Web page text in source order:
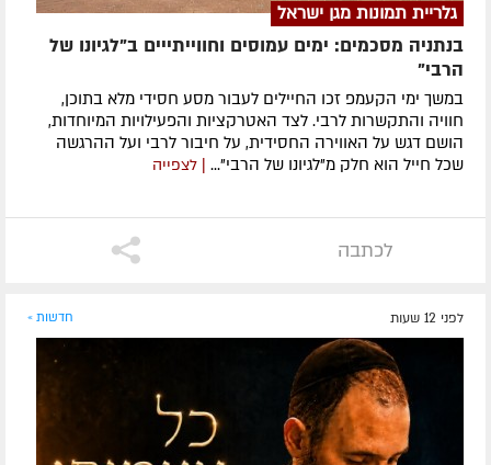
גלריית תמונות מגן ישראל
בנתניה מסכמים: ימים עמוסים וחווייתייים ב"לגיונו של
הרבי"
במשך ימי הקעמפ זכו החיילים לעבור מסע חסידי מלא בתוכן,
חוויה והתקשרות לרבי. לצד האטרקציות והפעילויות המיוחדות,
הושם דגש על האווירה החסידית, על חיבור לרבי ועל ההרגשה
שכל חייל הוא חלק מ"לגיונו של הרבי"...
| לצפייה
לכתבה
לפני 12 שעות חדשות »